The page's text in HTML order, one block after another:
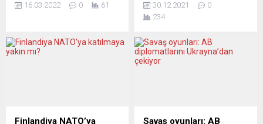
sorumlu üyesi Ylva
göç krizinde AB’nin “ortada
Avrupa Politika Çalışmaları
16.03.2022 0 61
sürdürülen NTV Strasburg
Temsilcisi, Avrupa
konularında medya ve
siyasetin en çok
Şubat 2022 Türkiye-Avrupa
30.12.2021
0
234
Finlandiya NATO’ya Savaş oyunları: AB